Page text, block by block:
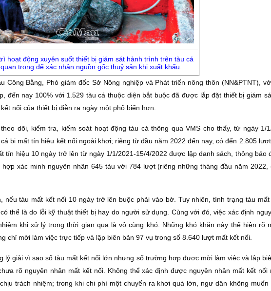
hoạt động xuyên suốt thiết bị giám sát hành trình trên tàu cá
trọng để xác nhận nguồn gốc thuỷ sản khi xuất khẩu.
Công Bằng, Phó giám đốc Sở Nông nghiệp và Phát triển nông thôn (NN&PTNT),
đến nay 100% với 1.529 tàu cá thuộc diện bắt buộc đã được lắp đặt thiết bị giám
nối của thiết bị diễn ra ngày một phổ biến hơn.
dõi, kiểm tra, kiểm soát hoạt động tàu cá thông qua VMS cho thấy, từ ngày 1/
bị mất tín hiệu kết nối ngoài khơi; riêng từ đầu năm 2022 đến nay, có đến 2.805
tín hiệu 10 ngày trở lên từ ngày 1/1/2021-15/4/2022 được lập danh sách, thông báo
hợp xác minh nguyên nhân 645 tàu với 784 lượt (riêng những tháng đầu năm
nếu tàu mất kết nối 10 ngày trở lên buộc phải vào bờ. Tuy nhiên, tình trạng tàu
thể là do lỗi kỹ thuật thiết bị hay do người sử dụng. Cùng với đó, việc xác định
khi xử lý trong thời gian qua là vô cùng khó. Những khó khăn này thể hiện rõ
chỉ mời làm việc trực tiếp và lập biên bản 97 vụ trong số 8.640 lượt mất kết nối.
lý giải vì sao số tàu mất kết nối lớn nhưng số trường hợp được mời làm việc và lập
rõ nguyên nhân mất kết nối. Không thể xác định được nguyên nhân mất kết nối
trách nhiệm; trong khi chi phí một chuyến ra khơi quá lớn, ngư dân không